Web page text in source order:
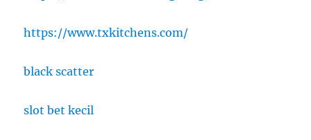
https://www.txkitchens.com/
black scatter
slot bet kecil